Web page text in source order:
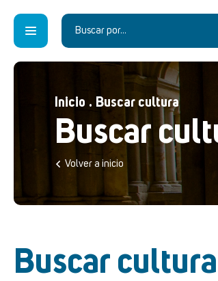
Inicio . Buscar cultura
Buscar
Volver a inicio
Buscar cultura